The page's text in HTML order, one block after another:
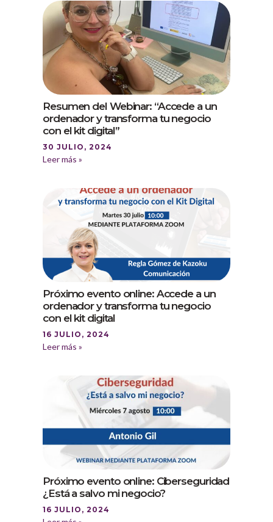
Resumen del Webinar: “Accede a un
ordenador y transforma tu negocio
con el kit digital”
30 JULIO, 2024
Leer más »
Próximo evento online: Accede a un
ordenador y transforma tu negocio
con el kit digital
16 JULIO, 2024
Leer más »
Próximo evento online: Ciberseguridad
¿Está a salvo mi negocio?
16 JULIO, 2024